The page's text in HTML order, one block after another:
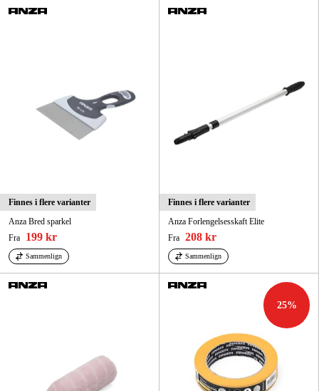
Skog og hage
Varemerker
Artikler og guider
Vanlige spørsmål
Finnes i flere varianter
Anza Bred sparkel
Fra
199 kr
Sammenlign
Finnes i flere varianter
Anza Forlengelsesskaft Elite
Fra 208 kr
Sammenlign
25%